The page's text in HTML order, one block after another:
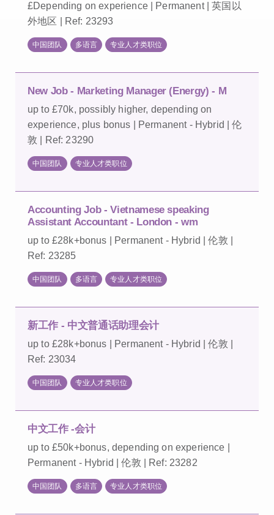
£Depending on experience | Permanent | 英国以
外地区 | Ref: 23293
中国团队 多语言 专业人才类职位
New Job - Marketing Manager (Energy) - M
up to £70k, possibly higher, depending on
experience, plus bonus | Permanent - Hybrid | 伦
敦 | Ref: 23290
中国团队 专业人才类职位
Accounting Job - Vietnamese speaking
Assistant Accountant - London - wm
up to £28k+bonus | Permanent - Hybrid | 伦敦 |
Ref: 23285
中国团队 多语言 专业人才类职位
新工作 - 中文普通话助理会计
up to £28k+bonus | Permanent - Hybrid | 伦敦 |
Ref: 23034
中国团队 专业人才类职位
中文工作 -会计
up to £50k+bonus, depending on experience |
Permanent - Hybrid | 伦敦 | Ref: 23282
中国团队 多语言 专业人才类职位